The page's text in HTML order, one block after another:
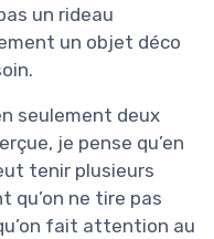
un rideau
un objet déco
seulement deux
je pense qu’en
tenir plusieurs
qu’on ne tire pas
fait attention au